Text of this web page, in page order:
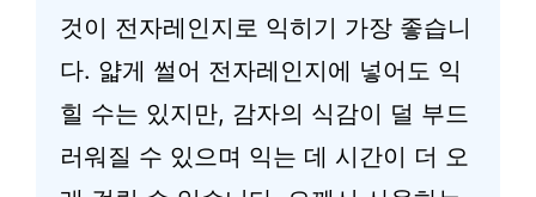
것이 전자레인지로 익히기 가장 좋습니
다. 얇게 썰어 전자레인지에 넣어도 익
힐 수는 있지만, 감자의 식감이 덜 부드
러워질 수 있으며 익는 데 시간이 더 오